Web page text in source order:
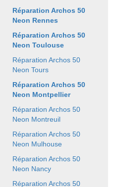
Réparation Archos 50
Neon Rennes
Réparation Archos 50
Neon Toulouse
Réparation Archos 50
Neon Tours
Réparation Archos 50
Neon Montpellier
Réparation Archos 50
Neon Montreuil
Réparation Archos 50
Neon Mulhouse
Réparation Archos 50
Neon Nancy
Réparation Archos 50